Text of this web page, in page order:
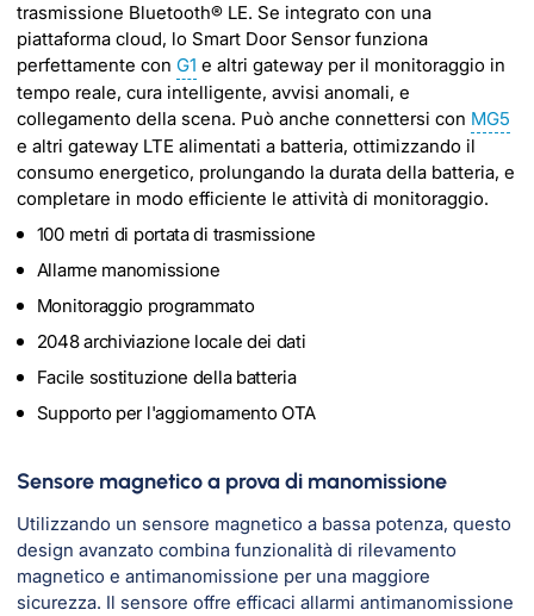
trasmissione Bluetooth® LE. Se integrato con una
piattaforma cloud, lo Smart Door Sensor funziona
perfettamente con G1 e altri gateway per il monitoraggio in
tempo reale, cura intelligente, avvisi anomali, e
collegamento della scena. Può anche connettersi con MG5
e altri gateway LTE alimentati a batteria, ottimizzando il
consumo energetico, prolungando la durata della batteria, e
completare in modo efficiente le attività di monitoraggio.
100 metri di portata di trasmissione
Allarme manomissione
Monitoraggio programmato
2048 archiviazione locale dei dati
Facile sostituzione della batteria
Supporto per l'aggiornamento OTA
Sensore magnetico a prova di manomissione
Utilizzando un sensore magnetico a bassa potenza, questo
design avanzato combina funzionalità di rilevamento
magnetico e antimanomissione per una maggiore
sicurezza. Il sensore offre efficaci allarmi antimanomissione